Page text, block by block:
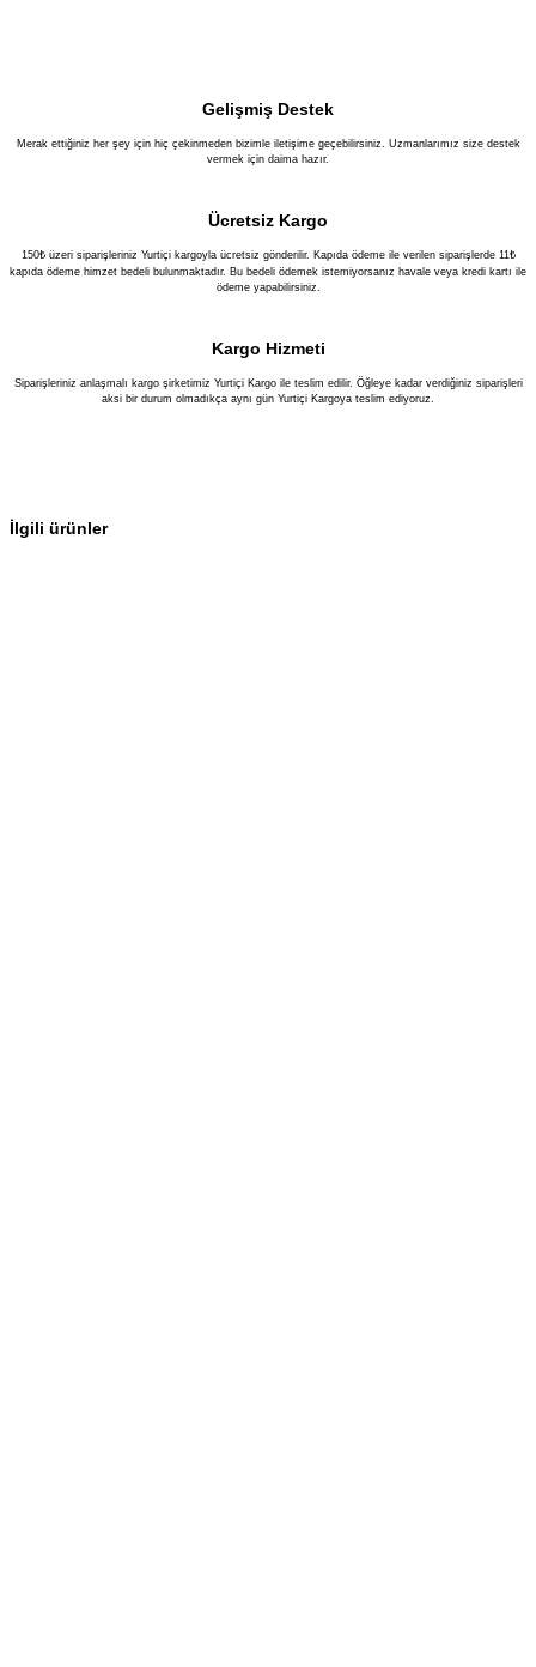
Gelişmiş Destek
Merak ettiğiniz her şey için hiç çekinmeden bizimle iletişime geçebilirsiniz. Uzmanlarımız size destek
vermek için daima hazır.
Ücretsiz Kargo
150₺ üzeri siparişleriniz Yurtiçi kargoyla ücretsiz gönderilir. Kapıda ödeme ile verilen siparişlerde 11₺
kapıda ödeme himzet bedeli bulunmaktadır. Bu bedeli ödemek istemiyorsanız havale veya kredi kartı ile
ödeme yapabilirsiniz.
Kargo Hizmeti
Siparişleriniz anlaşmalı kargo şirketimiz Yurtiçi Kargo ile teslim edilir. Öğleye kadar verdiğiniz siparişleri
aksi bir durum olmadıkça aynı gün Yurtiçi Kargoya teslim ediyoruz.
İlgili ürünler